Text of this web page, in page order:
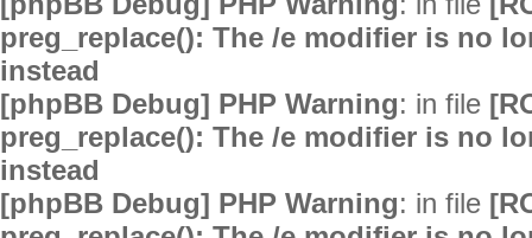
preg_replace(): The /e modifier is no
instead
[phpBB Debug] PHP Warning: in file
preg_replace(): The /e modifier is no
instead
[phpBB Debug] PHP Warning: in file